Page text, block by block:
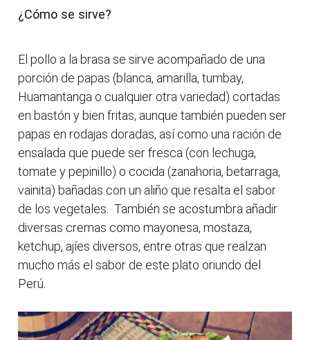
¿Cómo se sirve?
El pollo a la brasa se sirve acompañado de una
porción de papas (blanca, amarilla, tumbay,
Huamantanga o cualquier otra variedad) cortadas
en bastón y bien fritas, aunque también pueden ser
papas en rodajas doradas, así como una ración de
ensalada que puede ser fresca (con lechuga,
tomate y pepinillo) o cocida (zanahoria, betarraga,
vainita) bañadas con un aliño que resalta el sabor
de los vegetales. También se acostumbra añadir
diversas cremas como mayonesa, mostaza,
ketchup, ajíes diversos, entre otras que realzan
mucho más el sabor de este plato oriundo del
Perú.